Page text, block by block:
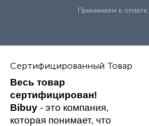
Принимаем к оплате:
Сертифицированный Товар
Весь товар
сертифицирован!
Bibuy - это компания,
которая понимает, что